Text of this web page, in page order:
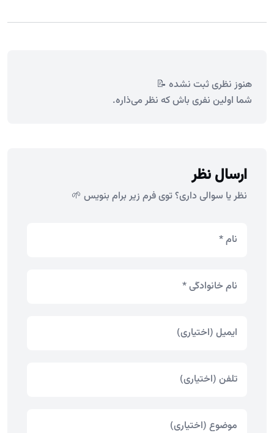
هنوز نظری ثبت نشده 📝
شما اولین نفری باش که نظر می‌ذاره.
ارسال نظر
نظر یا سوالی داری؟ توی فرم زیر برام بنویس 🌱